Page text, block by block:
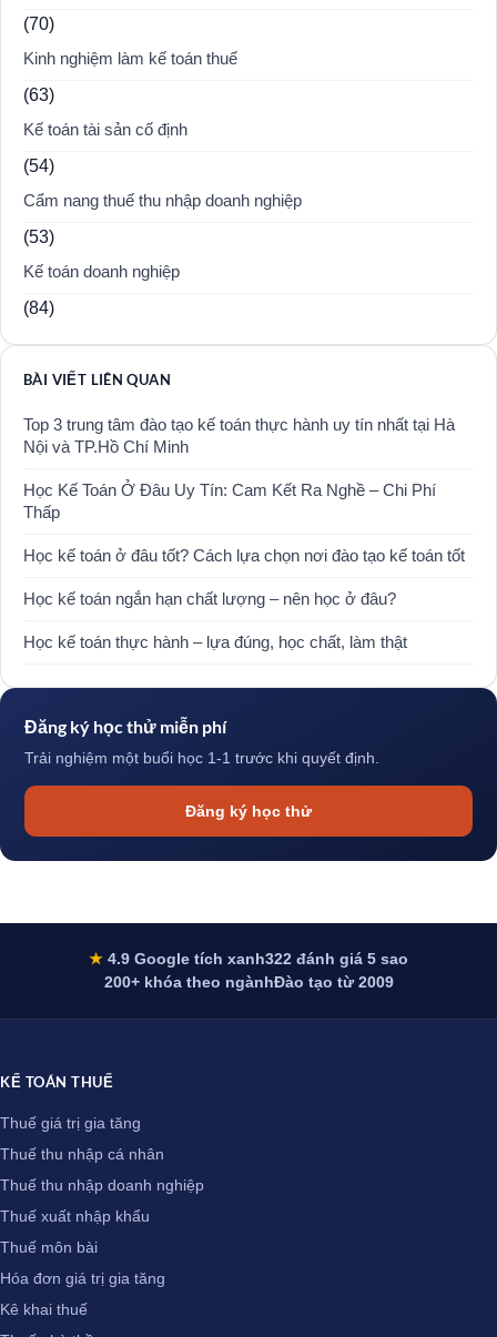
(70)
Kinh nghiệm làm kế toán thuế
(63)
Kế toán tài sản cố định
(54)
Cẩm nang thuế thu nhập doanh nghiệp
(53)
Kế toán doanh nghiệp
(84)
BÀI VIẾT LIÊN QUAN
Top 3 trung tâm đào tạo kế toán thực hành uy tín nhất tại Hà
Nội và TP.Hồ Chí Minh
Học Kế Toán Ở Đâu Uy Tín: Cam Kết Ra Nghề – Chi Phí
Thấp
Học kế toán ở đâu tốt? Cách lựa chọn nơi đào tạo kế toán tốt
Học kế toán ngắn hạn chất lượng – nên học ở đâu?
Học kế toán thực hành – lựa đúng, học chất, làm thật
Đăng ký học thử miễn phí
Trải nghiệm một buổi học 1-1 trước khi quyết định.
Đăng ký học thử
★ 4.9 Google tích xanh322 đánh giá 5 sao
200+ khóa theo ngànhĐào tạo từ 2009
KẾ TOÁN THUẾ
Thuế giá trị gia tăng
Thuế thu nhập cá nhân
Thuế thu nhập doanh nghiệp
Thuế xuất nhập khẩu
Thuế môn bài
Hóa đơn giá trị gia tăng
Kê khai thuế